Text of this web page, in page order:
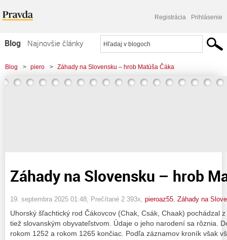
Registrácia Prihlásenie
Blog
Najnovšie články
Najčítanejšie články
Najkomentovanejšie články
Blog > piero > Záhady na Slovensku – hrob Matúša Čáka
Záhady na Slovensku – hrob
19. septembra 2025 01:48 , Prečítané 2 393x, pieroaz55 Záhady na
Uhorský šľachtický rod Čákovcov (Chak, Csák, Chaak) pochádzal
tiež slovanským obyvateľstvom. Údaje o jeho narodení sa rôznia.
rokom 1252 a rokom 1265 končiac. Podľa záznamov kroník však